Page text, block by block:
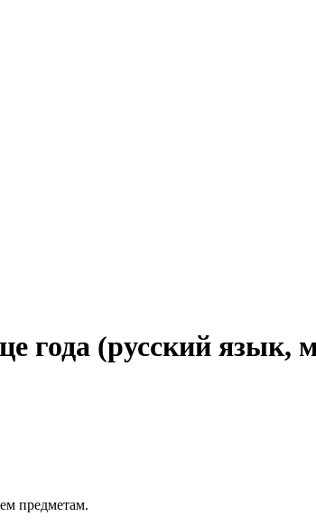
года (русский язык,
предметам.